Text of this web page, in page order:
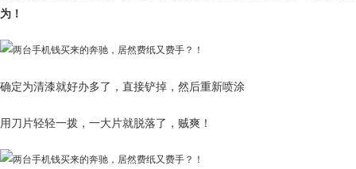
为！
确定为清漆就好办多了，直接铲掉，然后重新喷涂
用刀片轻轻一拨，一大片就脱落了，贼爽！